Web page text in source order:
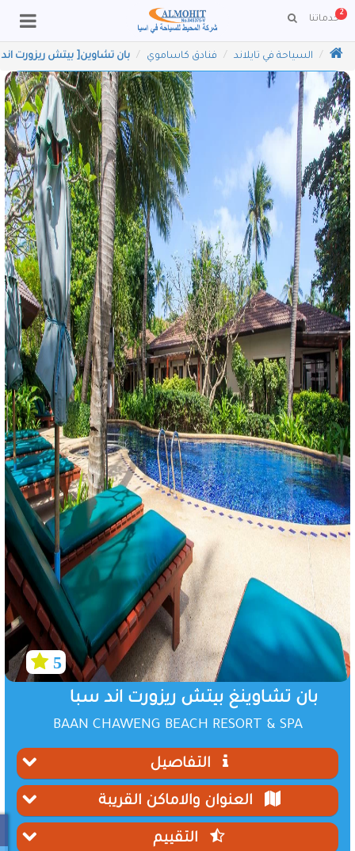
خدماتنا
2
السياحة في تايلاند فنادق كاساموي بان تشاوين[ بيتش ريزورت
5
بان تشاوينغ بيتش ريزورت اند سبا
BAAN CHAWENG BEACH RESORT & SPA
التفاصيل
العنوان والاماكن القريبة
التقييم